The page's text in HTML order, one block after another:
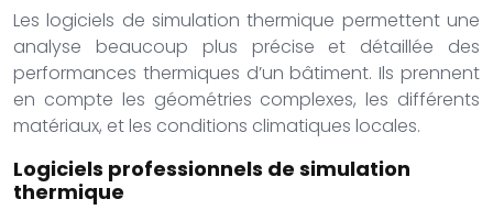
Les logiciels de simulation thermique permettent une
analyse beaucoup plus précise et détaillée des
performances thermiques d’un bâtiment. Ils prennent
en compte les géométries complexes, les différents
matériaux, et les conditions climatiques locales.
Logiciels professionnels de simulation
thermique